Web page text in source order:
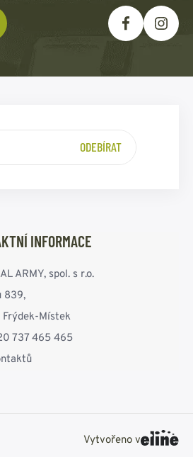
ODEBÍRAT
INFORMACE
ARMY, spol. s r.o.
839,
Frýdek-Místek
737 465 465
Vytvořeno v